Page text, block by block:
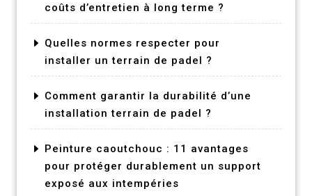
coûts d’entretien à long terme ?
Quelles normes respecter pour
installer un terrain de padel ?
Comment garantir la durabilité d’une
installation terrain de padel ?
Peinture caoutchouc : 11 avantages
pour protéger durablement un support
exposé aux intempéries